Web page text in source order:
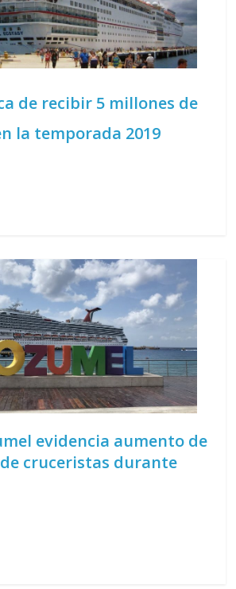
de recibir 5 millones de
la temporada 2019
evidencia aumento de
cruceristas durante